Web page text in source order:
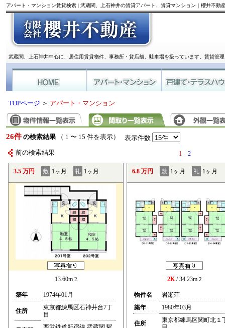
アパート・マンション賃貸検索 | 武蔵関、上石神井の賃貸アパート、賃貸マンション｜櫻井不動
武蔵関、上石神井中心に、居住用賃貸物件、事務所・貸店舗、駐車場を扱っています。賃貸管
TOPページ ＞ アパート・マンション
26件 の検索結果 （ 1 〜 15 件を表示） 表示件数
前の検索結果 1 2
3.5 万円 敷 1ヶ月 礼 1ヶ月
13.60m 2
築年 1974年01月
住所
東京都練馬区石神井台7丁
目
6.8 万円 敷 1ヶ月 礼 1ヶ月
2K/ 34.23m 2
物件名
岩瀬荘
築年
1980年03月
住所
東京都練馬区関町北１